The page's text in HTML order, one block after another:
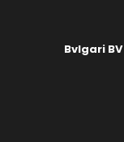
Bvlgari